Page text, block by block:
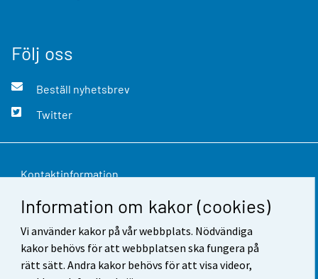
Information om kakor (cookies)
Vi använder kakor på vår webbplats. Nödvändiga
kakor behövs för att webbplatsen ska fungera på
rätt sätt. Andra kakor behövs för att visa videor,
Följ oss
Beställ nyhetsbrev
Twitter
Kontaktinformation
Respons
Användarvillkor
Dataskydd